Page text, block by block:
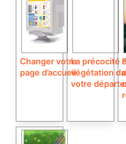
Changer votre
page d’accueil
La précocité
végétation
votre